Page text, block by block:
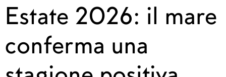
Estate 2026: il mare
conferma una